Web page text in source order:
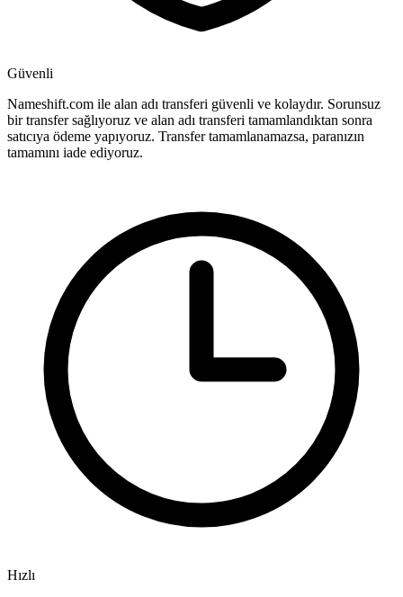
Güvenli
Nameshift.com ile alan adı transferi güvenli ve kolaydır. Sorunsuz
bir transfer sağlıyoruz ve alan adı transferi tamamlandıktan sonra
satıcıya ödeme yapıyoruz. Transfer tamamlanamazsa, paranızın
tamamını iade ediyoruz.
Hızlı